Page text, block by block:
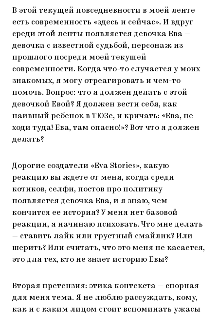
В этой текущей повседневности в моей ленте
есть современность «здесь и сейчас». И вдруг
среди этой ленты появляется девочка Ева —
девочка с известной судьбой, персонаж из
прошлого посреди моей текущей
современности. Когда что-то случается у моих
знакомых, я могу отреагировать и чем-то
помочь. Вопрос: что я должен делать с этой
девочкой Евой? Я должен вести себя, как
наивный ребенок в ТЮЗе, и кричать: «Ева, не
ходи туда! Ева, там опасно!»? Вот что я должен
делать?
Дорогие создатели «Eva Stories», какую
реакцию вы ждете от меня, когда среди
котиков, селфи, постов про политику
появляется девочка Ева, и я знаю, чем
кончится ее история? У меня нет базовой
реакции, я начинаю психовать. Что мне делать
— ставить лайк или грустный смайлик? Или
шерить? Или считать, что это меня не касается,
это для тех, кто не знает историю Евы?
Вторая претензия: этика контекста — спорная
для меня тема. Я не люблю рассуждать, кому,
как и с каким лицом стоит вспоминать ужасы